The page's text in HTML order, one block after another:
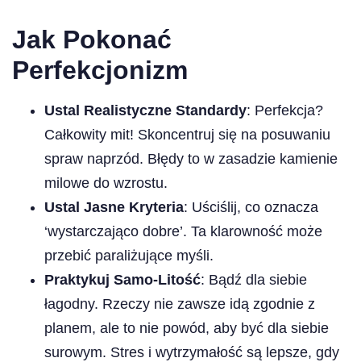
Jak Pokonać
Perfekcjonizm
Ustal Realistyczne Standardy: Perfekcja?
Całkowity mit! Skoncentruj się na posuwaniu
spraw naprzód. Błędy to w zasadzie kamienie
milowe do wzrostu.
Ustal Jasne Kryteria: Uściślij, co oznacza
‘wystarczająco dobre’. Ta klarowność może
przebić paraliżujące myśli.
Praktykuj Samo-Litość: Bądź dla siebie
łagodny. Rzeczy nie zawsze idą zgodnie z
planem, ale to nie powód, aby być dla siebie
surowym. Stres i wytrzymałość są lepsze, gdy